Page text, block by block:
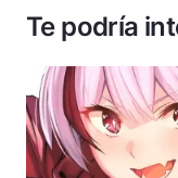
Te podría